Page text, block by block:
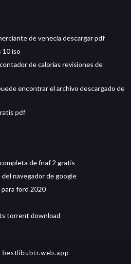
de venecia descargar pdf
10 iso
de calorías revisiones de
encontrar el archivo descargado de
pdf
de fnaf 2 gratis
navegador de google
ford 2020
torrent download